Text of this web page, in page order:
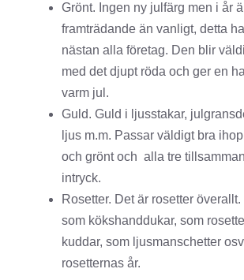
Grönt. Ingen ny julfärg men i år
framträdande än vanligt, detta
nästan alla företag. Den blir
med det djupt röda och ger en
varm jul.
Guld. Guld i ljusstakar,
ljus m.m. Passar väldigt bra
och grönt och alla tre
intryck.
Rosetter. Det är rosetter
som kökshanddukar, som
kuddar, som ljusmanschetter
rosetternas år.